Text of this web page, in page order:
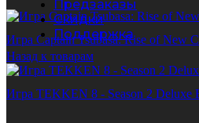
Предзаказы
Скидки
Поддержка
Игра Captain Tsubasa: Rise of
Назад к товарам
Игра TEKKEN 8 - Season 2